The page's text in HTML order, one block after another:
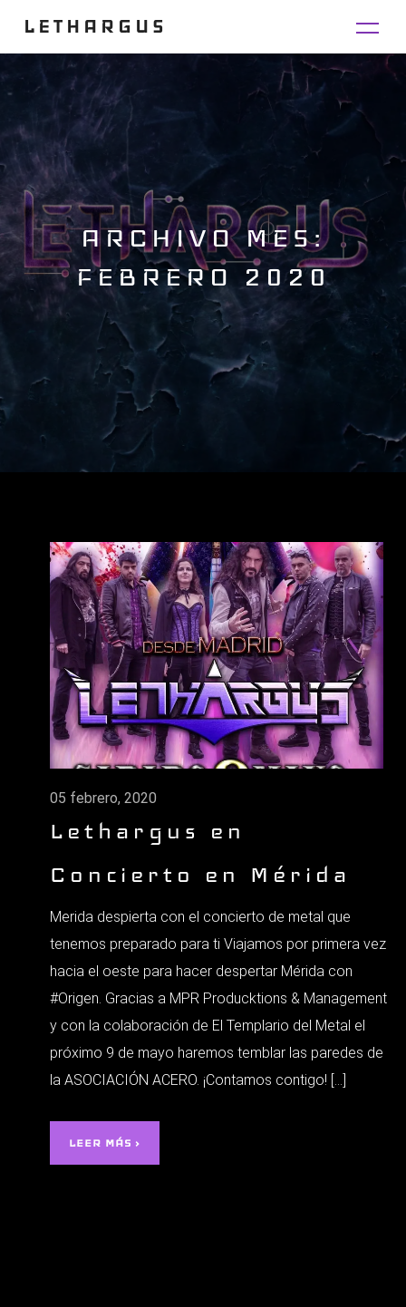
LETHARGUS
ARCHIVO MES:
FEBRERO 2020
05 febrero, 2020
Lethargus en
Concierto en Mérida
Merida despierta con el concierto de metal que
tenemos preparado para ti Viajamos por primera vez
hacia el oeste para hacer despertar Mérida con
#Origen. Gracias a MPR Producktions & Management
y con la colaboración de El Templario del Metal el
próximo 9 de mayo haremos temblar las paredes de
la ASOCIACIÓN ACERO. ¡Contamos contigo! […]
LEER MÁS ›